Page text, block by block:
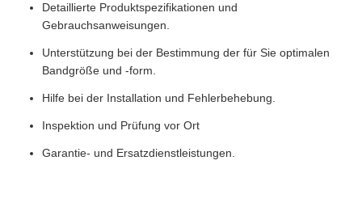
Detaillierte Produktspezifikationen und
Gebrauchsanweisungen.
Unterstützung bei der Bestimmung der für Sie optimalen
Bandgröße und -form.
Hilfe bei der Installation und Fehlerbehebung.
Inspektion und Prüfung vor Ort
Garantie- und Ersatzdienstleistungen.